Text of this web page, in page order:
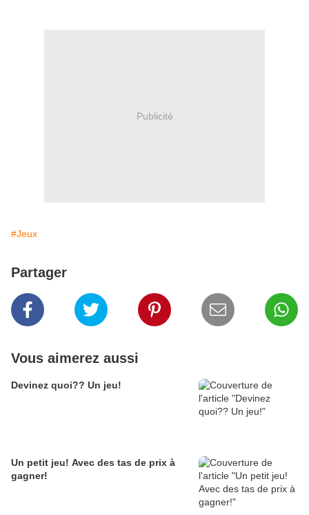
Publicité
#Jeux
Partager
Vous aimerez aussi
Devinez quoi?? Un jeu!
Un petit jeu! Avec des tas de prix à
gagner!